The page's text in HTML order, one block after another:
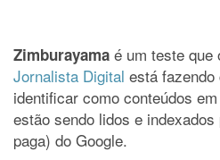
Zimburayama é um teste que
Jornalista Digital está
identificar como conteúdos
estão sendo lidos e
paga) do Google.